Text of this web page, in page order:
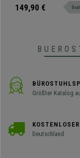
passen und eine
Sitzgelegenheit bieten.
149,90 €
Größter Katalog
Deutschland